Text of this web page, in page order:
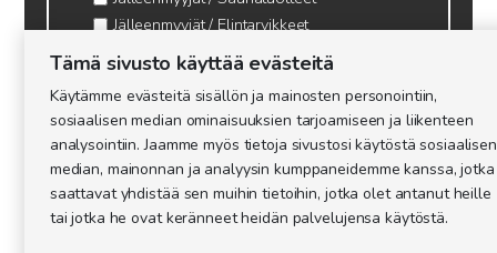
Jälleenmyyjät / Elintarvikkeet
Kynttilätarvikkeet & mehiläisvaha
Mehiläistarvikkeet
Ajankohtaista & tietopaketit tarhaajalle
Tämä sivusto käyttää evästeitä
Käytämme evästeitä sisällön ja mainosten personointiin,
sosiaalisen median ominaisuuksien tarjoamiseen ja liikenteen
analysointiin. Jaamme myös tietoja sivustosi käytöstä sosiaalisen
median, mainonnan ja analyysin kumppaneidemme kanssa, jotka
saattavat yhdistää sen muihin tietoihin, jotka olet antanut heille
tai jotka he ovat keränneet heidän palvelujensa käytöstä.